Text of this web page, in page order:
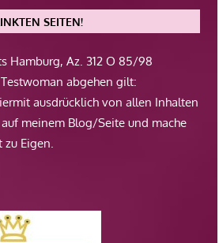
SEITEN!
Hamburg, Az. 312 O 85/98
abgehen gilt:
ausdrücklich von allen Inhalten
meinem Blog/Seite und mache
zu Eigen.